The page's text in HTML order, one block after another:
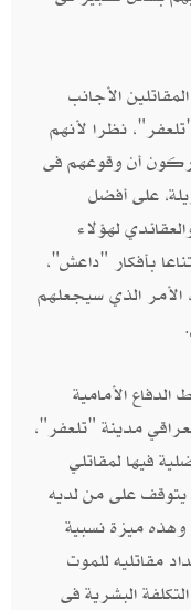
الأجانب
نظرا لأنهم
أن وقوعهم فى
على أفضل
لهؤلاء
بأفكار "داعش"،
الأمر الذي سيجعلهم
الأمامية
مدينة "تلعفر"،
فيها لمقاتلي
على من لديه
ميزة نسبية
مقاتليه للموت
البشرية فى